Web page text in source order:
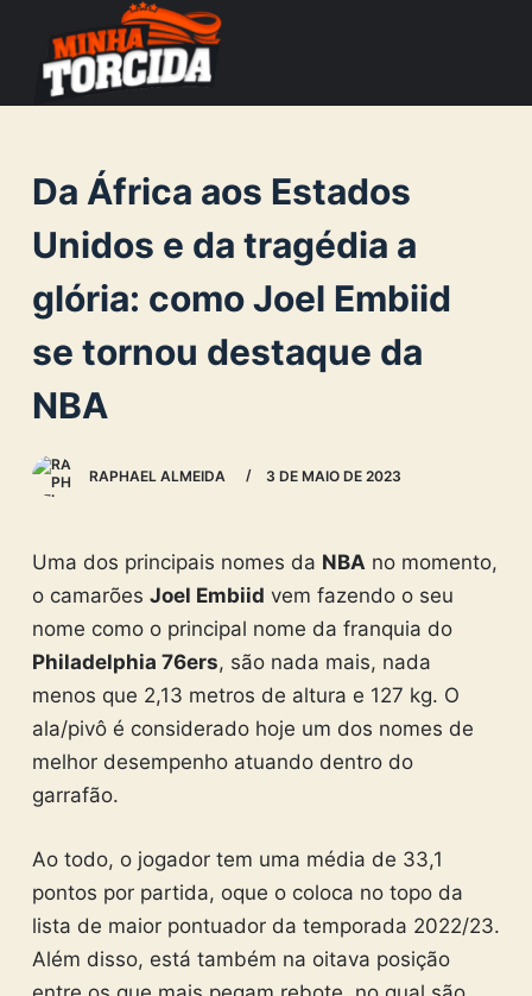
c
n
e
n
Da África aos Estados
Unidos e da tragédia a
glória: como Joel Embiid
se tornou destaque da
NBA
RAPHAEL ALMEIDA 3 DE MAIO DE 2023
Uma dos principais nomes da NBAno momento,
o camarões Joel Embiid vem fazendo o seu
nome como o principal nome da franquia do
Philadelphia 76ers, são nada mais, nada
menos que 2,13 metros de altura e 127 kg. O
ala/pivô é considerado hoje um dos nomes de
melhor desempenho atuando dentro do
garrafão.
Ao todo, o jogador tem uma média de 33,1
pontos por partida, oque o coloca no topo da
lista de maior pontuador da temporada 2022/23.
Além disso, está também na oitava posição